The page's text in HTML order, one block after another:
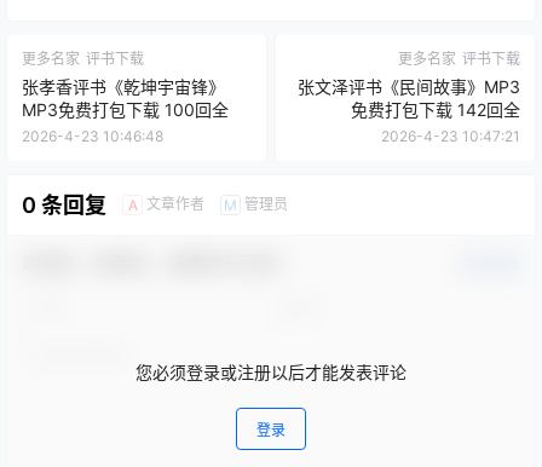
更多名家 评书下载
张孝香评书《乾坤宇宙锋》
MP3免费打包下载 100回全
2026-4-23 10:46:48
更多名家 评书下载
张文泽评书《民间故事》MP3
免费打包下载 142回全
2026-4-23 10:47:21
0 条回复 A 文章作者 M 管理员
您必须登录或注册以后才能发表评论
登录